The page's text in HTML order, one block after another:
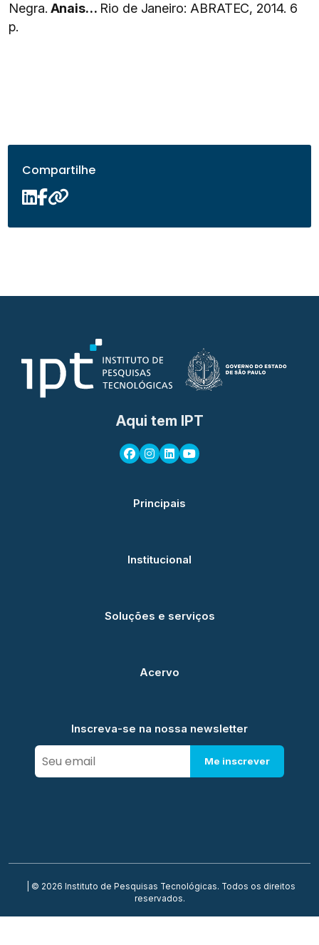
Negra. Anais… Rio de Janeiro: ABRATEC, 2014. 6
p.
Compartilhe
Aqui tem IPT
Principais
Institucional
Soluções e serviços
Acervo
Inscreva-se na nossa newsletter
Me inscrever
| © 2026 Instituto de Pesquisas Tecnológicas. Todos os direitos
reservados.